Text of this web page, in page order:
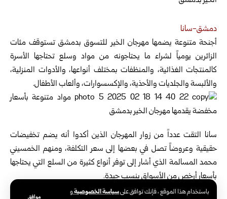
باستخدام هذا الموقع ، فإنك توافق علىسياسة الخصوصيةو
موافق
دمشق-سانا
أجنحة متنوعة يضمها مهرجان الخير للتسوق بدمشق تستوقف مئات
الزائرين يومياً لشراء ما يحتاجونه من مواد وسلع تحتاجها الأسرة
كالمنتجات الغذائية، والمنظفات بمختلف أنواعها، والأدوات المنزلية،
والألبسة والجلديات ‏والأحذية، والإكسسوارات، وألعاب الأطفال.
سانا التقت عدداً من زوار المهرجان الذين أكدوا أنه يضم تخفيضات
حقيقية وعروضاً تصل في بعضها إلى سعر ‏التكلفة، ومنهم الخمسيني
محمد المسالمة الذي أشار إلى توفر أنواع كثيرة من السلع التي يحتاجها
بأسعار أرخص من الأسواق بنسب جيدة.
ومن المتسوقات اللواتي يشكلن النسبة الأكبر من الزوار قالت منى